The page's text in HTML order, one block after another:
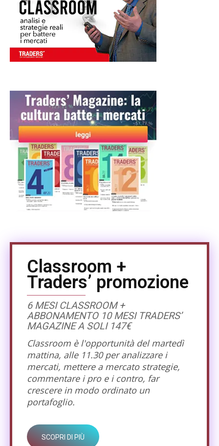
Classroom +
Traders’ promozione
6 MESI CLASSROOM +
ABBONAMENTO 10 MESI TRADERS’
MAGAZINE A SOLI 147€
Classroom è l'opportunità del martedì
mattina, alle 11.30 per analizzare i
mercati, mettere a mercato strategie,
commentare i pro e i contro, far
crescere in modo ordinato un
portafoglio.
SCOPRI DI PIÙ